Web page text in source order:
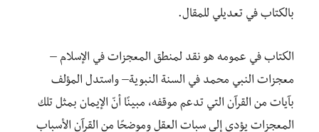
بالكتاب في تعديلي للمقال.
الكتاب في عمومه هو نقد لمنطق المعجزات في الإسلام –
معجزات النبي محمد في السنة النبوية– واستدل المؤلف
بآيات من القرآن التي تدعم موقفه، مبينًا أنّ الإيمان بمثل تلك
المعجزات يؤدي إلى سبات العقل وموضحًا من القرآن الأسباب